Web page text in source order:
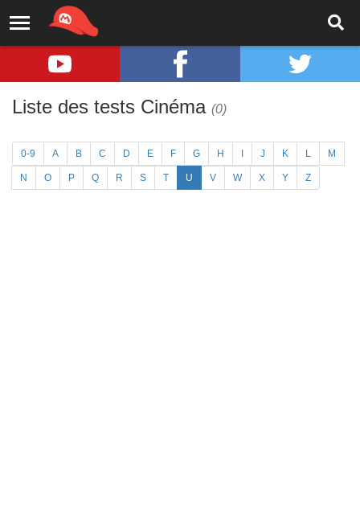
Liste des tests Cinéma (0)
0-9 A B C D E F G H J K L M
N O P Q R S T U V W X Y Z